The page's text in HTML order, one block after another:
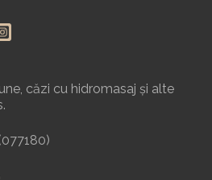
căzi cu hidromasaj și alte